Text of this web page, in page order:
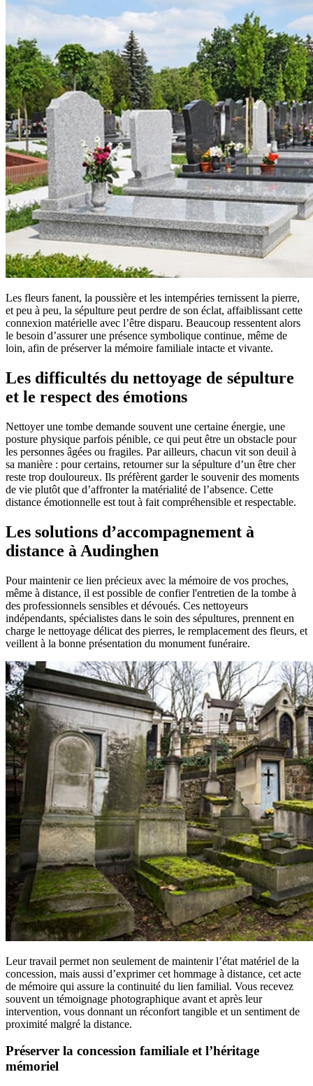
Les fleurs fanent, la poussière et les intempéries ternissent la pierre,
et peu à peu, la sépulture peut perdre de son éclat, affaiblissant cette
connexion matérielle avec l’être disparu. Beaucoup ressentent alors
le besoin d’assurer une présence symbolique continue, même de
loin, afin de préserver la mémoire familiale intacte et vivante.
Les difficultés du nettoyage de sépulture
et le respect des émotions
Nettoyer une tombe demande souvent une certaine énergie, une
posture physique parfois pénible, ce qui peut être un obstacle pour
les personnes âgées ou fragiles. Par ailleurs, chacun vit son deuil à
sa manière : pour certains, retourner sur la sépulture d’un être cher
reste trop douloureux. Ils préfèrent garder le souvenir des moments
de vie plutôt que d’affronter la matérialité de l’absence. Cette
distance émotionnelle est tout à fait compréhensible et respectable.
Les solutions d’accompagnement à
distance à Audinghen
Pour maintenir ce lien précieux avec la mémoire de vos proches,
même à distance, il est possible de confier l'entretien de la tombe à
des professionnels sensibles et dévoués. Ces nettoyeurs
indépendants, spécialistes dans le soin des sépultures, prennent en
charge le nettoyage délicat des pierres, le remplacement des fleurs, et
veillent à la bonne présentation du monument funéraire.
Leur travail permet non seulement de maintenir l’état matériel de la
concession, mais aussi d’exprimer cet hommage à distance, cet acte
de mémoire qui assure la continuité du lien familial. Vous recevez
souvent un témoignage photographique avant et après leur
intervention, vous donnant un réconfort tangible et un sentiment de
proximité malgré la distance.
Préserver la concession familiale et l’héritage
mémoriel